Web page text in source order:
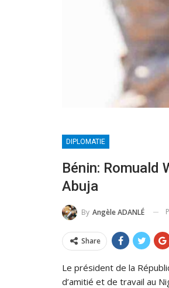
DIPLOMATIE
Bénin: Romuald
Abuja
By Angèle ADANLÉ
Share
Le président de la
d’amitié et de travail au